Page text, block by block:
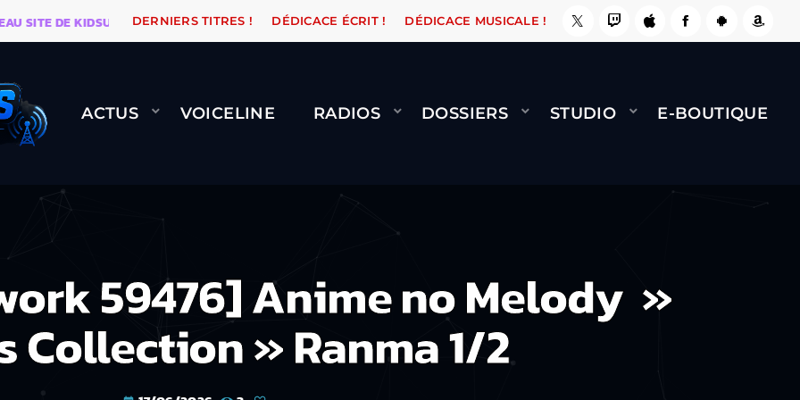
DE KIDSUNE WARÉTRO ORANGE ROAD QUI PASSE, ÇA LE FAIT ! NAMI BERNARD MINET - FLY
DERNIERS TITRES ! DÉDICACE ÉCRIT ! DÉDICACE MUSICALE !
ACTUS VOICELINE RADIOS DOSSIERS STUDIO E-BOUTIQUE
59476] Anime no Melody »
Collection » Ranma 1/2